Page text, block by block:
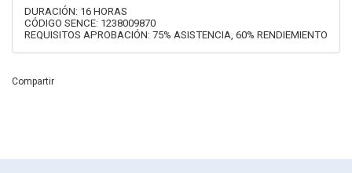
DURACIÓN: 16 HORAS
CÓDIGO SENCE: 1238009870
REQUISITOS APROBACIÓN: 75% ASISTENCIA, 60% RENDIEMIENTO
Compartir